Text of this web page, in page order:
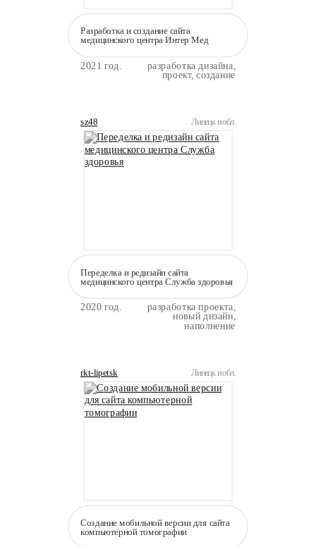
Разработка и создание сайта
медицинского центра Интер Мед
2021 год. разработка дизайна,
проект, создание
sz48 Липецк и обл.
Переделка и редизайн сайта
медицинского центра Служба здоровья
2020 год. разработка проекта,
новый дизайн,
наполнение
rkt-lipetsk Липецк и обл.
Создание мобильной версии для сайта
компьютерной томографии